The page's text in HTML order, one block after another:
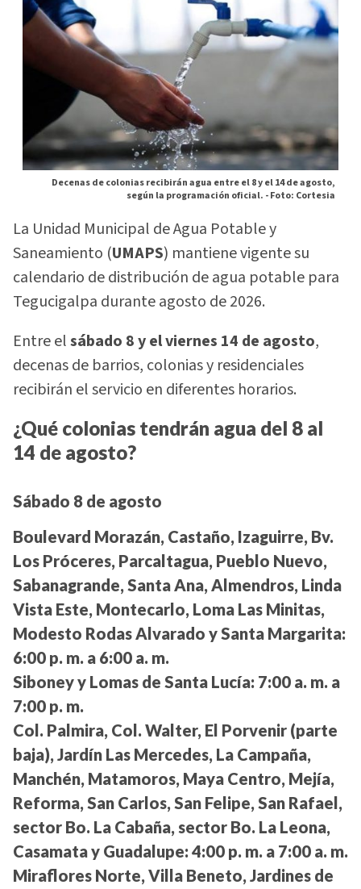
Decenas de colonias recibirán agua entre el 8 y el 14 de agosto,
según la programación oficial. -Foto: Cortesia
La Unidad Municipal de Agua Potable y
Saneamiento (UMAPS) mantiene vigente su
calendario de distribución de agua potable para
Tegucigalpa durante agosto de 2026.
Entre elsábado 8 y el viernes 14 de agosto,
decenas de barrios, colonias y residenciales
recibirán el servicio en diferentes horarios.
¿Qué colonias tendrán agua del 8 al
14 de agosto?
Sábado 8 de agosto
Boulevard Morazán, Castaño, Izaguirre, Bv.
Los Próceres, Parcaltagua, Pueblo Nuevo,
Sabanagrande, Santa Ana, Almendros, Linda
Vista Este, Montecarlo, Loma Las Minitas,
Modesto Rodas Alvarado y Santa Margarita:
6:00 p. m. a 6:00 a. m.
Siboney y Lomas de Santa Lucía: 7:00 a. m. a
7:00 p. m.
Col. Palmira, Col. Walter, El Porvenir (parte
baja), Jardín Las Mercedes, La Campaña,
Manchén, Matamoros, Maya Centro, Mejía,
Reforma, San Carlos, San Felipe, San Rafael,
sector Bo. La Cabaña, sector Bo. La Leona,
Casamata y Guadalupe: 4:00 p. m. a 7:00 a. m.
Miraflores Norte, Villa Beneto, Jardines de